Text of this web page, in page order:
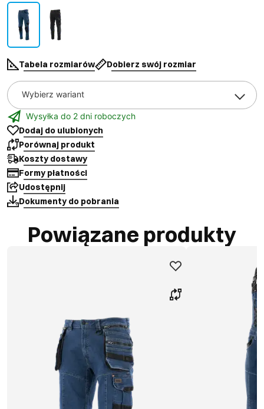
Tabela rozmiarów Dobierz swój rozmiar
Wybierz wariant
Wysyłka do 2 dni roboczych
Dodaj do ulubionych
Porównaj produkt
Koszty dostawy
Formy płatności
Udostępnij
Dokumenty do pobrania
Powiązane produkty